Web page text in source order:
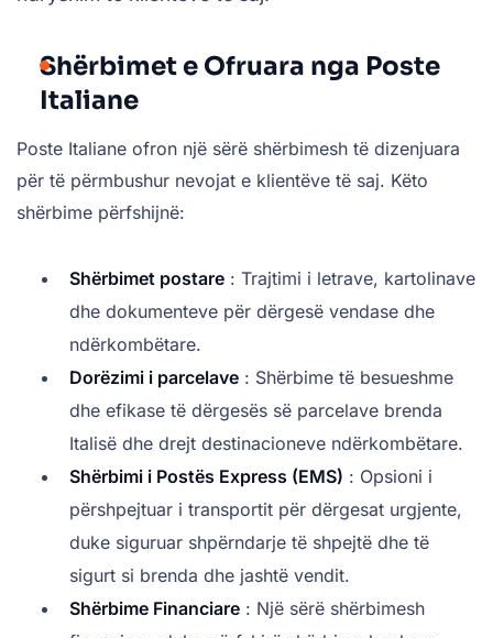
Shërbimet e Ofruara nga Poste
Italiane
Poste Italiane ofron një sërë shërbimesh të dizenjuara
për të përmbushur nevojat e klientëve të saj. Këto
shërbime përfshijnë:
Shërbimet postare : Trajtimi i letrave, kartolinave
dhe dokumenteve për dërgesë vendase dhe
ndërkombëtare.
Dorëzimi i parcelave : Shërbime të besueshme
dhe efikase të dërgesës së parcelave brenda
Italisë dhe drejt destinacioneve ndërkombëtare.
Shërbimi i Postës Express (EMS) : Opsioni i
përshpejtuar i transportit për dërgesat urgjente,
duke siguruar shpërndarje të shpejtë dhe të
sigurt si brenda dhe jashtë vendit.
Shërbime Financiare : Një sërë shërbimesh